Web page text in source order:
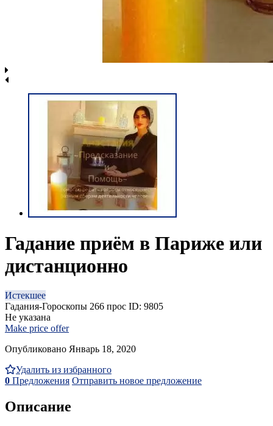
Гадание приём в Париже или
дистанционно
Истекшее
Гадания-Гороскопы 266 прос ID: 9805
Не указана
Make price offer
Опубликовано Январь 18, 2020
Удалить из избранного
0 Предложения Отправить новое предложение
Описание